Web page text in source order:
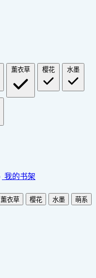
薰衣草 樱花 水墨
我的书架
薰衣草 樱花 水墨
萌系